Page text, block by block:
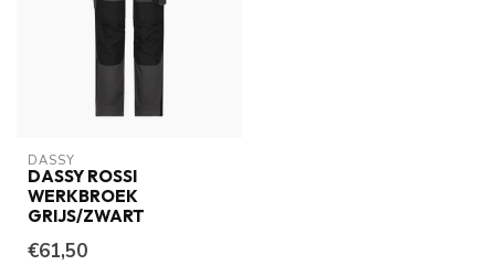
DASSY
DASSY ROSSI
WERKBROEK
GRIJS/ZWART
€61,50